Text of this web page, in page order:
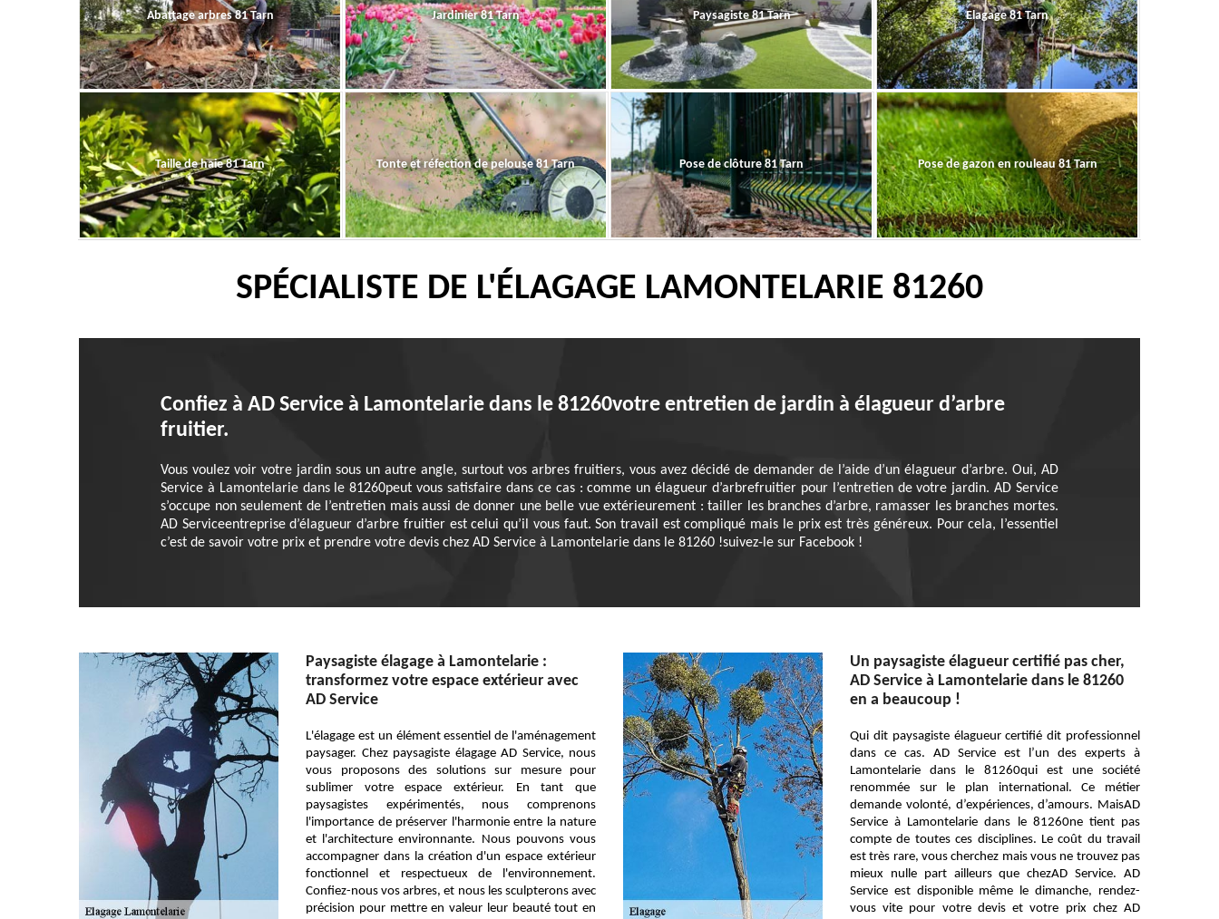
Abattage arbres 81 Tarn Jardinier 81 Tarn Paysagiste 81 Tarn Elagage 81 Tarn
Taille de haie 81 Tarn Tonte et réfection de pelouse 81 Tarn Pose de clôture 81 Tarn Pose de gazon en rouleau 81 Tarn
SPÉCIALISTE DE L'ÉLAGAGE LAMONTELARIE 81260
Confiez à AD Service à Lamontelarie dans le 81260votre entretien de jardin à élagueur d’arbre
fruitier.
Vous voulez voir votre jardin sous un autre angle, surtout vos arbres fruitiers, vous avez décidé de demander de l’aide d’un élagueur d’arbre. Oui, AD
Service à Lamontelarie dans le 81260peut vous satisfaire dans ce cas : comme un élagueur d’arbrefruitier pour l’entretien de votre jardin. AD Service
s’occupe non seulement de l’entretien mais aussi de donner une belle vue extérieurement : tailler les branches d’arbre, ramasser les branches mortes.
AD Serviceentreprise d’élagueur d’arbre fruitier est celui qu’il vous faut. Son travail est compliqué mais le prix est très généreux. Pour cela, l’essentiel
c’est de savoir votre prix et prendre votre devis chez AD Service à Lamontelarie dans le 81260 !suivez-le sur Facebook !
Paysagiste élagage à Lamontelarie :
transformez votre espace extérieur avec
AD Service
L'élagage est un élément essentiel de l'aménagement
paysager. Chez paysagiste élagage AD Service, nous
vous proposons des solutions sur mesure pour
sublimer votre espace extérieur. En tant que
paysagistes expérimentés, nous comprenons
l'importance de préserver l'harmonie entre la nature
et l'architecture environnante. Nous pouvons vous
accompagner dans la création d'un espace extérieur
fonctionnel et respectueux de l'environnement.
Confiez-nous vos arbres, et nous les sculpterons avec
précision pour mettre en valeur leur beauté tout en
Un paysagiste élagueur certifié pas cher,
AD Service à Lamontelarie dans le 81260
en a beaucoup !
Qui dit paysagiste élagueur certifié dit professionnel
dans ce cas. AD Service est l’un des experts à
Lamontelarie dans le 81260qui est une société
renommée sur le plan international. Ce métier
demande volonté, d’expériences, d’amours. MaisAD
Service à Lamontelarie dans le 81260ne tient pas
compte de toutes ces disciplines. Le coût du travail
est très rare, vous cherchez mais vous ne trouvez pas
mieux nulle part ailleurs que chezAD Service. AD
Service est disponible même le dimanche, rendez-
vous vite pour votre devis et votre prix chez AD